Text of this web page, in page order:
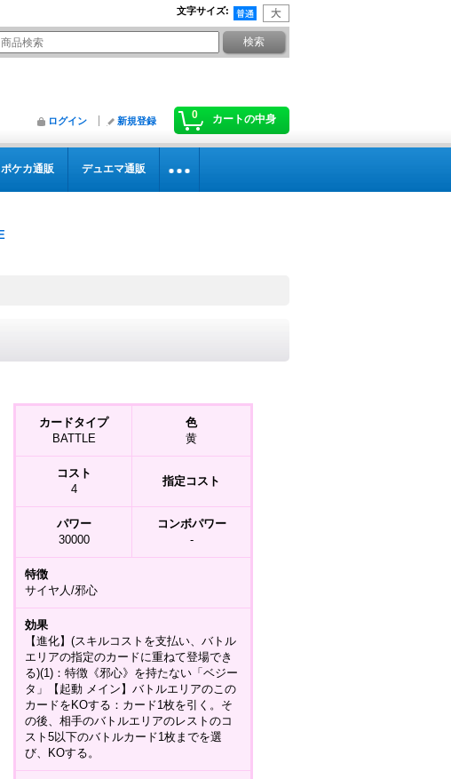
文字サイズ:
0 カートの中身
ログイン 新規登録
ポケカ通販 デュエマ通販
カードタイプ
BATTLE
色
黄
コスト
4
指定コスト
パワー
30000
コンボパワー
-
特徴
サイヤ人/邪心
効果
【進化】(スキルコストを支払い、バトル
エリアの指定のカードに重ねて登場でき
る)(1)：特徴《邪心》を持たない「ベジー
タ」【起動 メイン】バトルエリアのこの
カードをKOする：カード1枚を引く。そ
の後、相手のバトルエリアのレストのコ
スト5以下のバトルカード1枚までを選
び、KOする。